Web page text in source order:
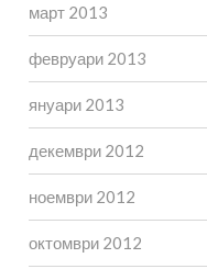
март 2013
февруари 2013
януари 2013
декември 2012
ноември 2012
октомври 2012